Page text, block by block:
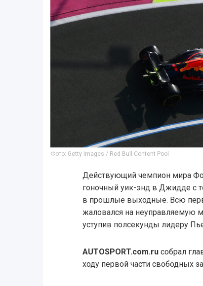
Фото: Getty Images / Red Bull Content Pool
Действующий чемпион мира
гоночный уик-энд в Джидде с
в прошлые выходные. Всю
жаловался на неуправляемую
уступив полсекунды лидеру
AUTOSPORT.com.ruсобрал
ходу первой части свободных